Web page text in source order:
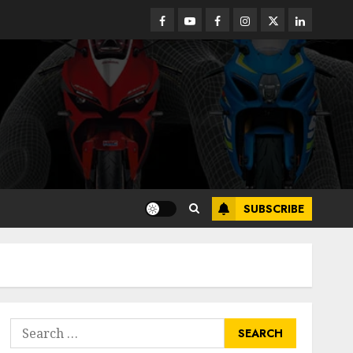
Facebook
YoutubeFacebookInstagram
Twitterlinkedin
SUBSCRIBE
Search
for: